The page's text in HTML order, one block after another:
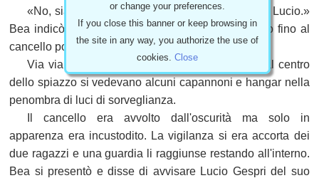
«No, siamo quasi arrivati. Questa è l'azienda di Lucio.»
Bea indicò la recinzione. «Dobbiamo girare intorno fino al
cancello posteriore.»
Via via che procedevano lungo la recinzione, al centro
dello spiazzo si vedevano alcuni capannoni e hangar nella
penombra di luci di sorveglianza.
Il cancello era avvolto dall'oscurità ma solo in
apparenza era incustodito. La vigilanza si era accorta dei
due ragazzi e una guardia li raggiunse restando all'interno.
Bea si presentò e disse di avvisare Lucio Gespri del suo
or change your preferences.
If you close this banner or keep browsing in
the site in any way, you authorize the use of
cookies. Close